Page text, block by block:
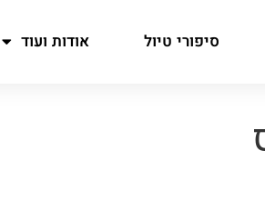
סיפורי טיול אודות ועוד